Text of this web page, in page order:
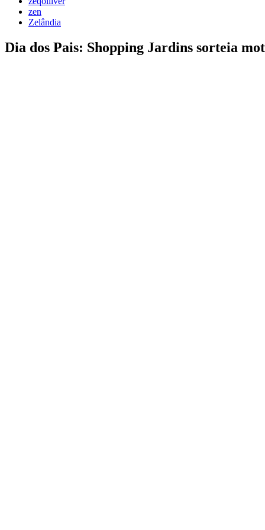
zen
Zelândia
Dia dos Pais: Shopping Jardins sorteia